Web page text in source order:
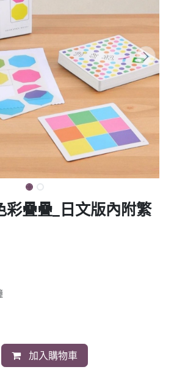
彩疊疊_日文版內附繁
加入購物車